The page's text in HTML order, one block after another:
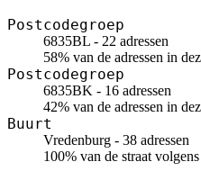
Postcodegroep
6835BL - 22 adressen
58% van de adressen in
Postcodegroep
6835BK - 16 adressen
42% van de adressen in
Buurt
Vredenburg - 38 adressen
100% van de straat